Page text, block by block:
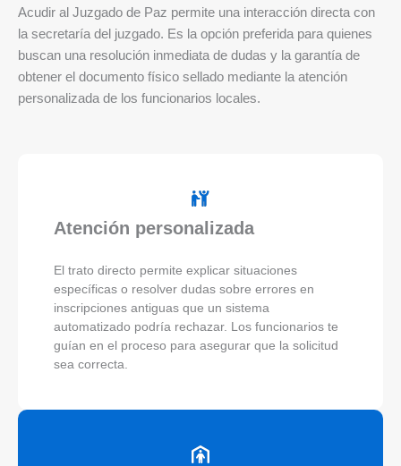
Acudir al Juzgado de Paz permite una interacción directa con
la secretaría del juzgado. Es la opción preferida para quienes
buscan una resolución inmediata de dudas y la garantía de
obtener el documento físico sellado mediante la atención
personalizada de los funcionarios locales.
Atención personalizada
El trato directo permite explicar situaciones
específicas o resolver dudas sobre errores en
inscripciones antiguas que un sistema
automatizado podría rechazar. Los funcionarios te
guían en el proceso para asegurar que la solicitud
sea correcta.